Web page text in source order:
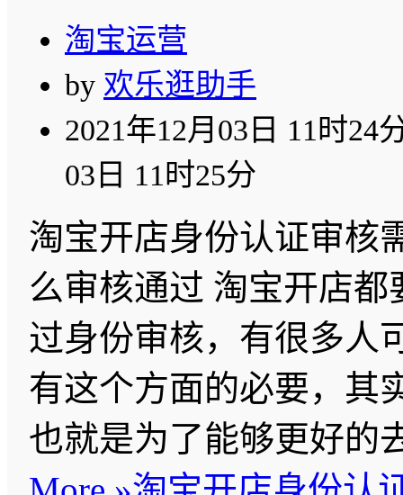
淘宝运营
by 欢乐逛助手
2021年12月03日 11时24
03日 11时25分
淘宝开店身份认证审核
么审核通过 淘宝开店都
过身份审核，有很多人
有这个方面的必要，其
也就是为了能够更好